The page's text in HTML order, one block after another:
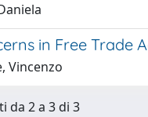
in Free Trade
Vincenzo
da 2 a 3 di 3